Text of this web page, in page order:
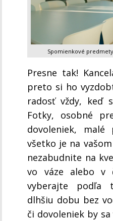
Spomienkové
Presne tak!
preto si ho
radosť vždy, keď
Fotky, osobné
dovoleniek, malé
všetko je na
nezabudnite na
vo váze alebo v
vyberajte podľa
dlhšiu dobu bez
či dovoleniek by